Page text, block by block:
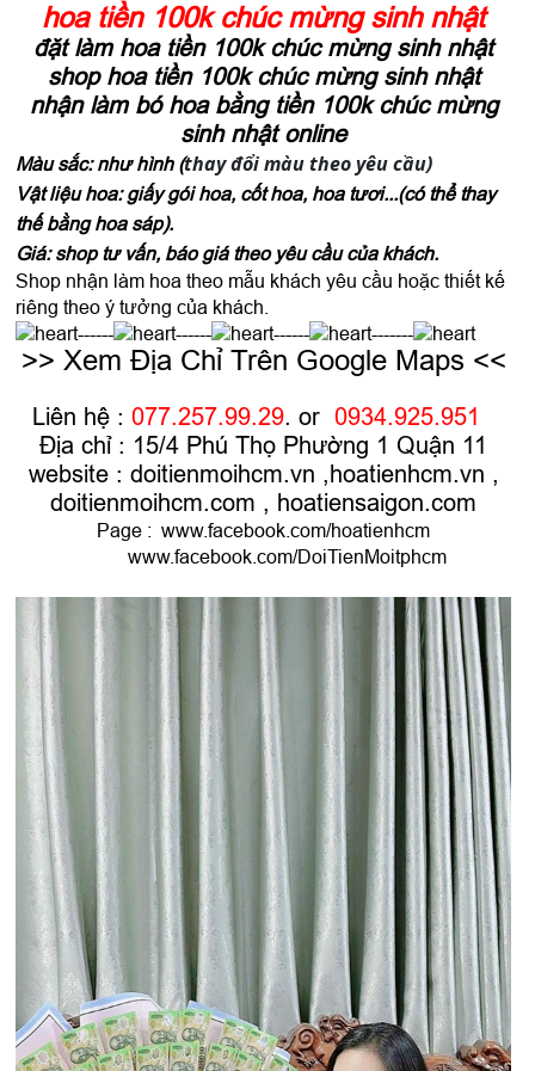
hoa tiền 100k chúc mừng sinh nhật
đặt làm hoa tiền 100k chúc mừng sinh nhật
shop hoa tiền 100k chúc mừng sinh nhật
nhận làm bó hoa bằng tiền 100k chúc mừng
sinh nhật online
Màu sắc: như hình (thay đổi màu theo yêu cầu)
Vật liệu hoa: giấy gói hoa, cốt hoa, hoa tươi...(có thể thay
thế bằng hoa sáp).
Giá: shop tư vấn, báo giá theo yêu cầu của khách.
Shop nhận làm hoa theo mẫu khách yêu cầu hoặc thiết kế
riêng theo ý tưởng của khách.
------
------ ------ -------
>> Xem Địa Chỉ Trên Google Maps <<
Liên hệ : 077.257.99.29. or 0934.925.951
Địa chỉ : 15/4 Phú Thọ Phường 1 Quận 11
website : doitienmoihcm.vn , hoatienhcm.vn ,
doitienmoihcm.com , hoatiensaigon.com
Page : www.facebook.com/hoatienhcm
www.facebook.com/DoiTienMoitphcm